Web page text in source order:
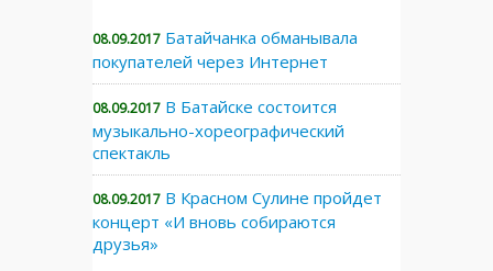
08.09.2017 Батайчанка обманывала
покупателей через Интернет
08.09.2017 В Батайске состоится
музыкально-хореографический
спектакль
08.09.2017 В Красном Сулине пройдет
концерт «И вновь собираются
друзья»